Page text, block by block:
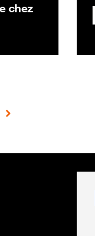
chez